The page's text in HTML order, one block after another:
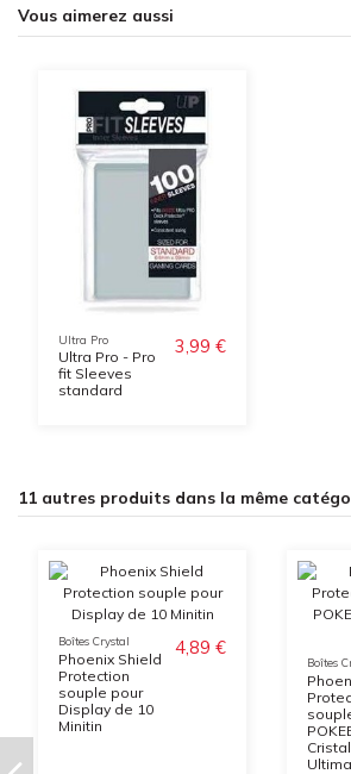
Vous aimerez aussi
Ultra Pro
Ultra Pro - Pro
fit Sleeves
standard
3,99 €
11 autres produits dans la même
Boîtes Crystal
Phoenix Shield
Protection
souple pour
Display de 10
Minitin
4,89 €
Boîtes